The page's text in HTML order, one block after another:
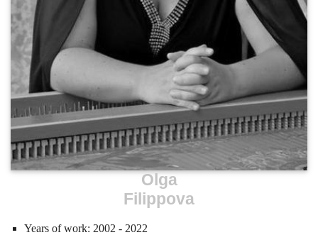
Olga
Filippova
Years of work: 2002 - 2022